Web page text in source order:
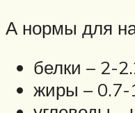
А нормы для
белки – 2-
жиры – 0.7-